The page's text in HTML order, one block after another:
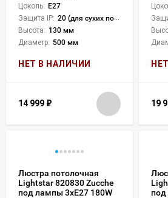
Цоколь: E27
Защита IP: 20 (для сухих пом.)
Высота: 130 мм
Диаметр: 500 мм
НЕТ В НАЛИЧИИ
14 999 ₽ 19
Люстра потолочная
Lightstar 820830 Zucche
под лампы 3xE27 180W
под